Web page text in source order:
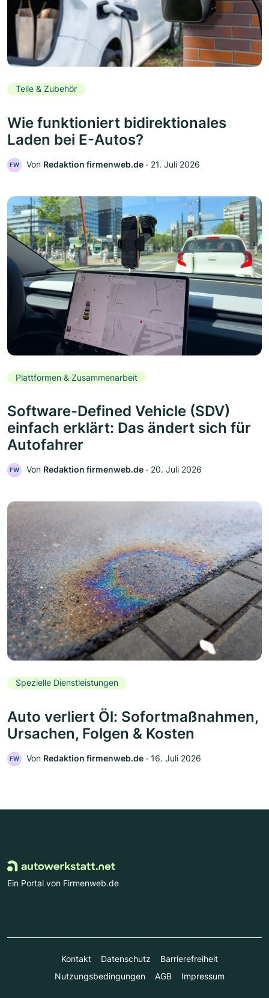
Teile & Zubehör
Wie funktioniert bidirektionales
Laden bei E-Autos?
FW Von Redaktion firmenweb.de ‧ 21. Juli 2026
Plattformen & Zusammenarbeit
Software-Defined Vehicle (SDV)
einfach erklärt: Das ändert sich für
Autofahrer
FW Von Redaktion firmenweb.de ‧ 20. Juli 2026
Spezielle Dienstleistungen
Auto verliert Öl: Sofortmaßnahmen,
Ursachen, Folgen & Kosten
FW Von Redaktion firmenweb.de ‧ 16. Juli 2026
Ein Portal von Firmenweb.de
Kontakt Datenschutz
Barrierefreiheit
Nutzungsbedingungen
AGB Impressum